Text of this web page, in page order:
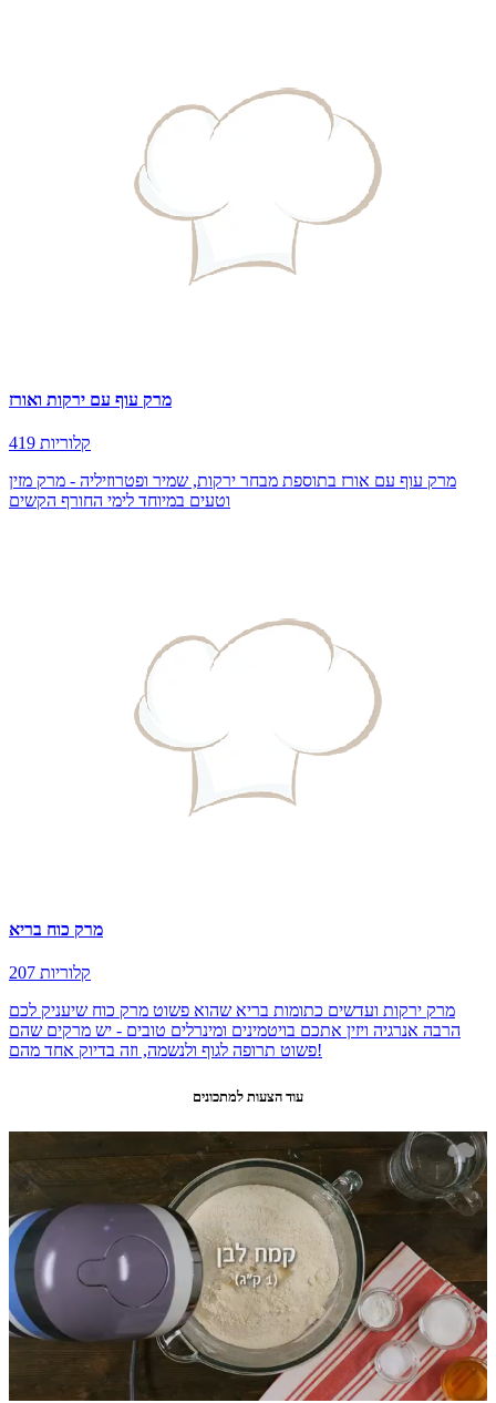
מרק עוף עם ירקות ואורז
419 קלוריות
מרק עוף עם אורז בתוספת מבחר ירקות, שמיר ופטרוזיליה - מרק מזין
וטעים במיוחד לימי החורף הקשים
מרק כוח בריא
207 קלוריות
מרק ירקות ועדשים כתומות בריא שהוא פשוט מרק כוח שיעניק לכם
הרבה אנרגיה ויזין אתכם בויטמינים ומינרלים טובים - יש מרקים שהם
פשוט תרופה לגוף ולנשמה, וזה בדיוק אחד מהם!
עוד הצעות למתכונים